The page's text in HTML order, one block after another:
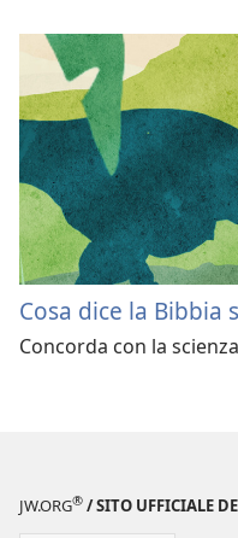
Cosa dice la Bibbia
Concorda con la
JW.ORG® / SITO UFFICIALE